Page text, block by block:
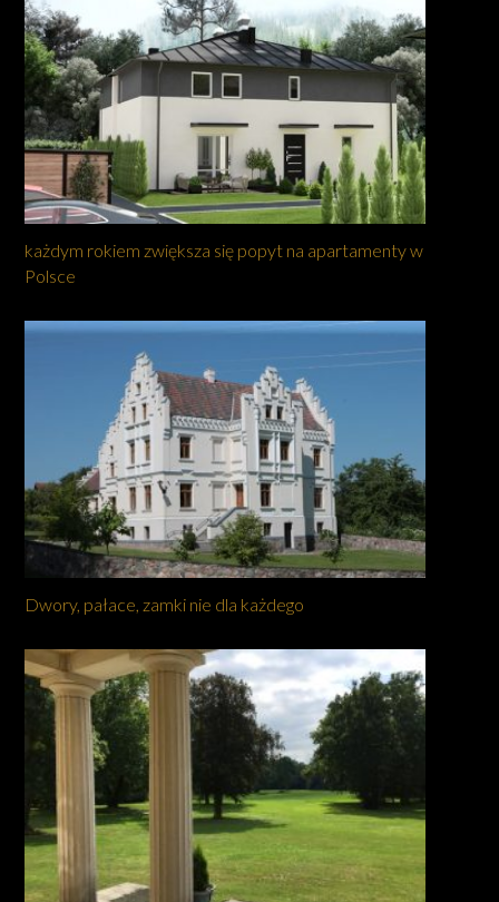
każdym rokiem zwiększa się popyt na apartamenty w
Polsce
Dwory, pałace, zamki nie dla każdego